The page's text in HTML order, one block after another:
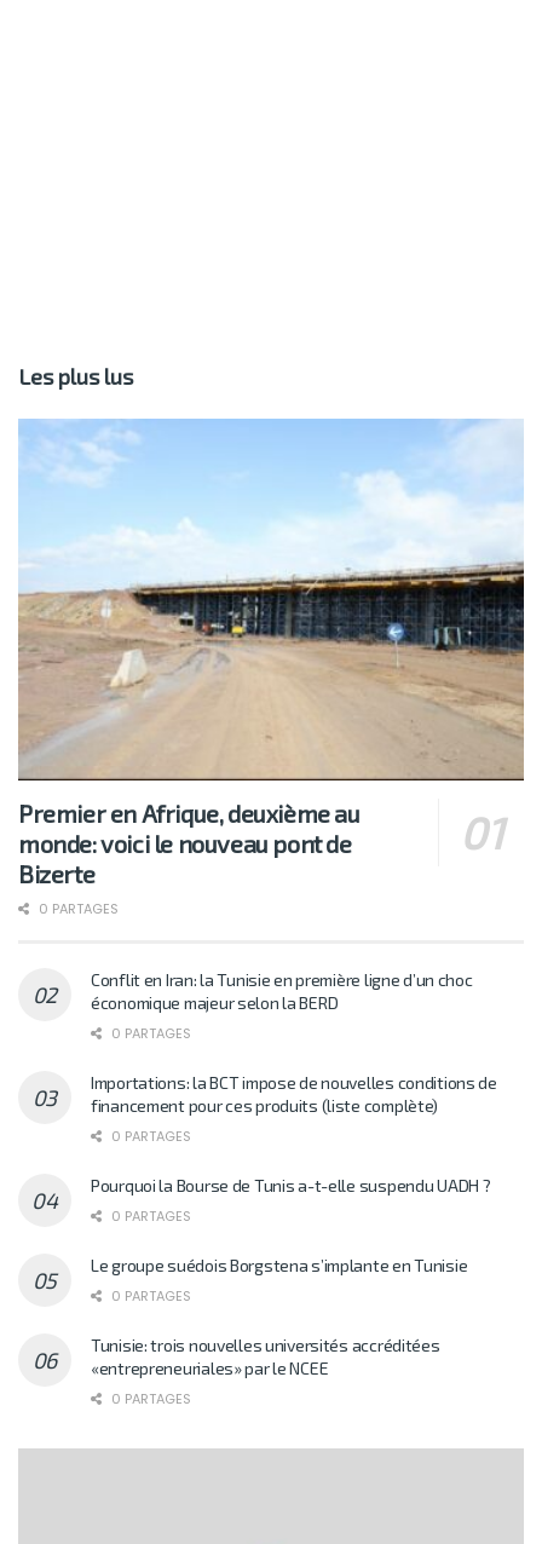
Les plus lus
Premier en Afrique, deuxième au
monde: voici le nouveau pont de
Bizerte
0 PARTAGES
Conflit en Iran: la Tunisie en première ligne d’un choc
économique majeur selon la BERD
0 PARTAGES
Importations: la BCT impose de nouvelles conditions de
financement pour ces produits (liste complète)
0 PARTAGES
Pourquoi la Bourse de Tunis a-t-elle suspendu UADH ?
0 PARTAGES
Le groupe suédois Borgstena s’implante en Tunisie
0 PARTAGES
Tunisie: trois nouvelles universités accréditées
«entrepreneuriales» par le NCEE
0 PARTAGES